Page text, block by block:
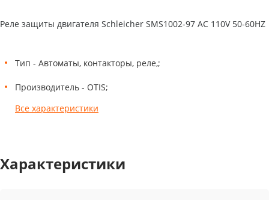
Реле защиты двигателя Schleicher SMS1002-97 AC 110V 50-60HZ
Тип - Автоматы, контакторы, реле,;
Производитель - OTIS;
Все характеристики
Характеристики